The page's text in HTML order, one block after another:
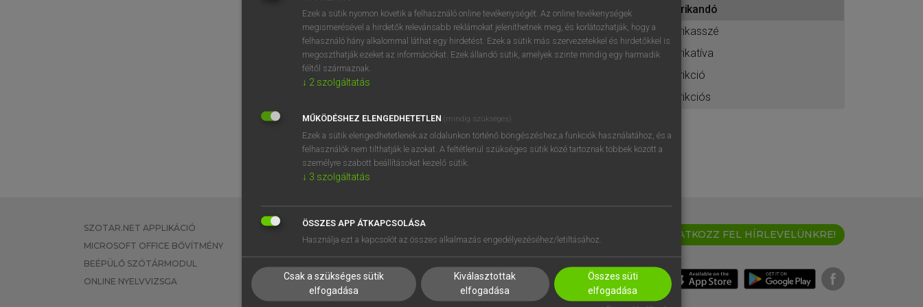
BELÉPÉS
próbaverziójának elindításához
regisztrálok ésbelépek.
REGISZTRÁCIÓ
frikandó
frikasszé
frikatíva
frikció
frikciós
SZOTAR.NET APPLIKÁCIÓ
MICROSOFT OFFICE BŐVÍTMÉNY
BEÉPÜLŐ SZÓTÁRMODUL
ONLINE NYELVVIZSGA
EGYÉNI FELHASZNÁLÓKNAK
TANULÓKNAK
VÁLLALATI MEGOLDÁSOK
SÚGÓ
RÓLUNK
SÜTI BEÁLLÍTÁSOK
IRATKOZZ FEL HÍRLEVELÜNKRE!
Ezek a sütik nyomon követik a felhasználó online tevékenységét. Az online tevékenységek
megismerésével a hirdetők relevánsabb reklámokat jeleníthetnek meg, és korlátozhatják, hogy a
felhasználó hány alkalommal láthat egy hirdetést. Ezek a sütik más szervezetekkel és hirdetőkkel is
megoszthatják ezeket az információkat. Ezek állandó sütik, amelyek szinte mindig egy harmadik
féltől származnak.
↓ 2 szolgáltatás
MŰKÖDÉSHEZ ELENGEDHETETLEN (mindig szükséges)
Ezek a sütik elengedhetetlenek az oldalunkon történő böngészéshez,a funkciók használatához, és a
felhasználók nem tilthatják le azokat. A feltétlenül szükséges sütik közé tartoznak többek között a
személyre szabott beállításokat kezelő sütik.
↓ 3 szolgáltatás
ÖSSZES APP ÁTKAPCSOLÁSA
Használja ezt a kapcsolót az összes alkalmazás engedélyezéséhez/letiltásához.
Csak a szükséges sütik
elfogadása
Kiválasztottak
elfogadása
Összes süti
elfogadása